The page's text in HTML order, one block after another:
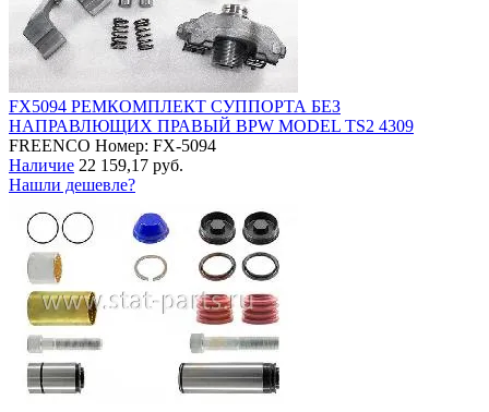
FX5094 РЕМКОМПЛЕКТ СУППОРТА БЕЗ
НАПРАВЛЮЩИХ ПРАВЫЙ BPW MODEL TS2 4309
FREENCO Номер: FX-5094
Наличие 22 159,17 руб.
Нашли дешевле?